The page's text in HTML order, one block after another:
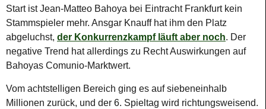
Start ist Jean-Matteo Bahoya bei Eintracht Frankfurt kein
Stammspieler mehr. Ansgar Knauff hat ihm den Platz
abgeluchst, der Konkurrenzkampf läuft aber noch. Der
negative Trend hat allerdings zu Recht Auswirkungen auf
Bahoyas Comunio-Marktwert.
Vom achtstelligen Bereich ging es auf siebeneinhalb
Millionen zurück, und der 6. Spieltag wird richtungsweisend.